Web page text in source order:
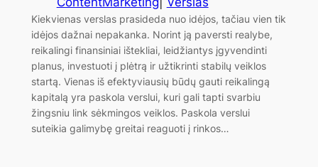
Kiekvienas verslas prasideda nuo idėjos, tačiau vien tik
idėjos dažnai nepakanka. Norint ją paversti realybe,
reikalingi finansiniai ištekliai, leidžiantys įgyvendinti
planus, investuoti į plėtrą ir užtikrinti stabilų veiklos
startą. Vienas iš efektyviausių būdų gauti reikalingą
kapitalą yra paskola verslui, kuri gali tapti svarbiu
žingsniu link sėkmingos veiklos. Paskola verslui
suteikia galimybę greitai reaguoti į rinkos…